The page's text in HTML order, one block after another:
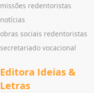
missões redentoristas
notícias
obras sociais redentoristas
secretariado vocacional
Editora Ideias &
Letras